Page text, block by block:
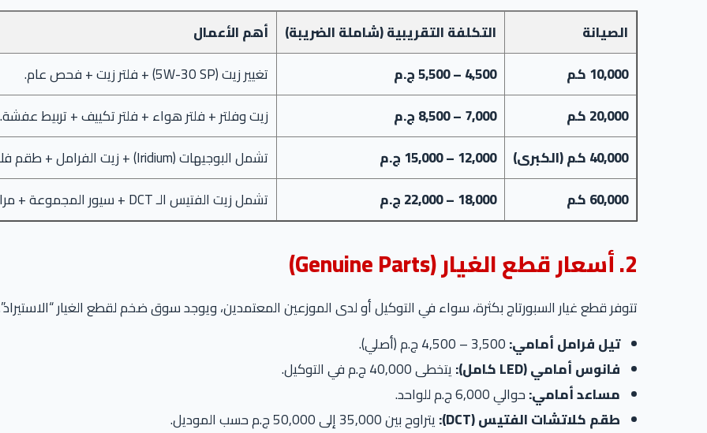
الصيانة
التكلفة التقريبية (شاملة الضريبة)
أهم الأعمال
10,000 كم
4,500 – 5,500 ج.م
تغيير زيت (5W-30 SP) + فلتر زيت + فحص عام.
20,000 كم
7,000 – 8,500 ج.م
زيت وفلتر + فلتر هواء + فلتر تكييف + تربيط عفشة.
40,000 كم (الكبرى)
12,000 – 15,000 ج.م
تشمل البوجيهات (Iridium) + زيت الفرامل + طقم فلاتر كامل.
60,000 كم
18,000 – 22,000 ج.م تشمل زيت الفتيس الـ DCT + سيور المجموعة + مراجعة التبريد.
2. أسعار قطع الغيار (Genuine Parts)
تتوفر قطع غيار السبورتاج بكثرة، سواء في التوكيل أو لدى الموزعين المعتمدين، ويوجد سوق ضخم لقطع الغيار
تيل فرامل أمامي:
فانوس أمامي (LED كامل):
يتخطى 40,000 ج.م في التوكيل.
مساعد أمامي:حوالي 6,000 ج.م للواحد.
طقم كلاتشات الفتيس (DCT):
يتراوح بين 35,000 إلى 50,000 ج.م حسب الموديل.